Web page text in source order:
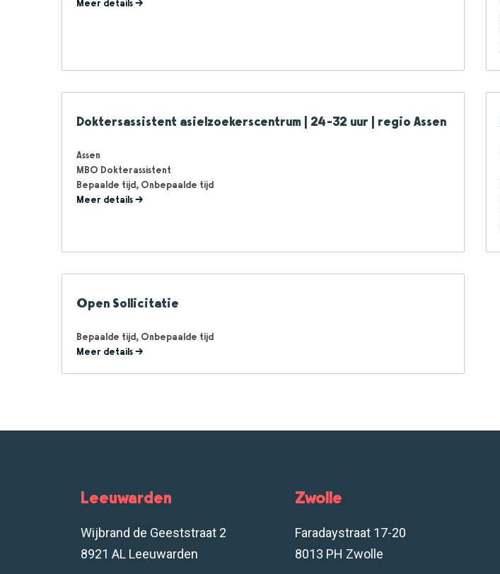
Meer details
Doktersassistent asielzoekerscentrum | 24-32 uur | regio Assen
Assen
MBO Dokterassistent
Bepaalde tijd Onbepaalde tijd
Meer details
Open Sollicitatie
Bepaalde tijd Onbepaalde tijd
Meer details
Leeuwarden
Wijbrand de Geeststraat 2
8921 AL Leeuwarden
Zwolle
Faradaystraat 17-20
8013 PH Zwolle